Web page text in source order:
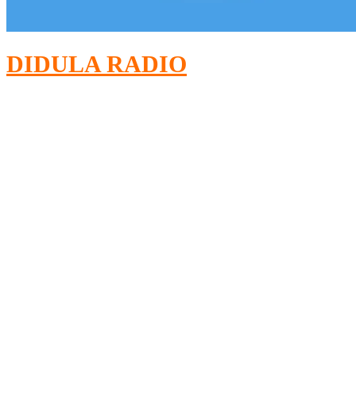
DIDULA RADIO